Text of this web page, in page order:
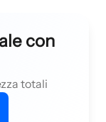
con
totali